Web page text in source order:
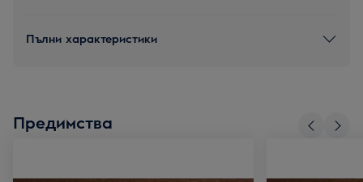
Пълни характеристики
Предимства